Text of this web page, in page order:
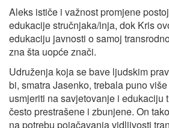
Aleks ističe i važnost promjene
edukacije stručnjaka/inja, dok Kris
edukaciju javnosti o samoj
zna šta uopće znači.
Udruženja koja se bave ljudskim
bi, smatra Jasenko, trebala puno
usmjeriti na savjetovanje i edukaciju
često prestrašene i zbunjene. On
na potrebu pojačavanja vidljivosti